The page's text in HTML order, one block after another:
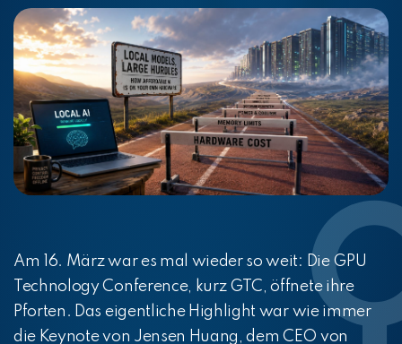
Am 16. März war es mal wieder so weit: Die GPU
Technology Conference, kurz GTC, öffnete ihre
Pforten. Das eigentliche Highlight war wie immer
die Keynote von Jensen Huang, dem CEO von